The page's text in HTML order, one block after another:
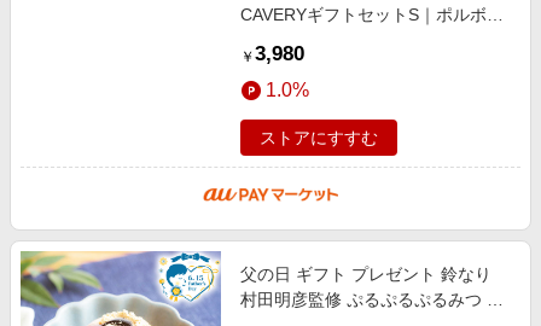
CAVERYギフトセットS｜ポルボロ
お届け期間【6月12日〜6月15日※
日付指
￥ 3,980
1.0%
ストアにすすむ
父の日 ギフト プレゼント 鈴なり
村田明彦監修 ぷるぷるぷるみつ 6